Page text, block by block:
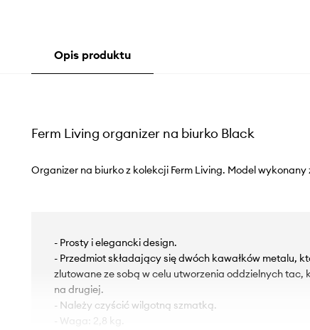
Opis produktu
Ferm Living organizer na biurko Black
Organizer na biurko z kolekcji Ferm Living. Model wykonany
- Prosty i elegancki design.
- Przedmiot składający się dwóch kawałków metalu,
zlutowane ze sobą w celu utworzenia oddzielnych tac,
na drugiej.
- Należy czyścić wilgotną szmatką.
- Waga: 2,8 kg.